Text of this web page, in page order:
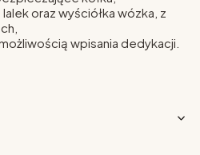
oraz wyściółka wózka, z
wpisania dedykacji.